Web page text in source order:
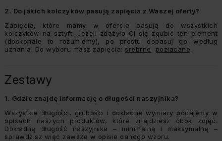
2. Do jakich kolczyków pasują zapięcia z Waszej oferty?
Zapięcia, które mamy w ofercie pasują do wszystkich
kolczyków na sztyft. Jeżeli zdążyło Ci się zgubić ten element
(doskonale to rozumiemy), po prostu dopasuj go według
uznania. Do wyboru masz zapięcia: srebrne, pozłacane.
Zestawy
1. Gdzie znajdę informację o długości naszyjnika?
Wszystkie długości, grubości i dokładne wymiary podajemy w
opisach naszych produktów, które znajdziesz obok zdjęć.
Dokładną długość naszyjnika – minimalną i maksymalną –
sprawdzisz więc zawsze w opisie danego wzoru.